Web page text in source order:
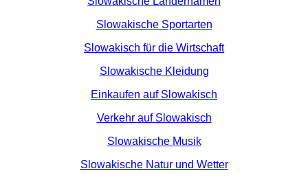
Slowakische Sportarten
Slowakisch für die Wirtschaft
Slowakische Kleidung
Einkaufen auf Slowakisch
Verkehr auf Slowakisch
Slowakische Musik
Slowakische Natur und Wetter